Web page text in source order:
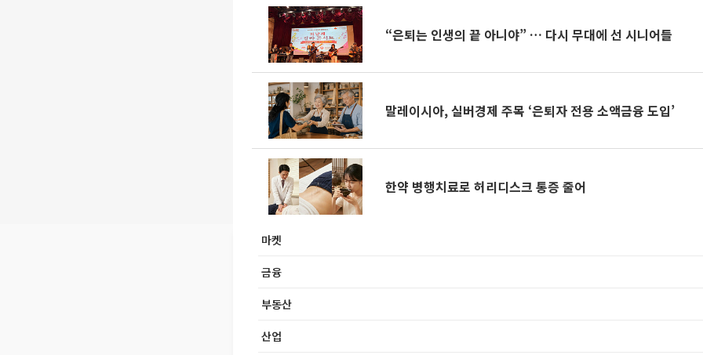
“은퇴는 인생의 끝 아니야” … 다시 무대에 선 시니어들
말레이시아, 실버경제 주목 ‘은퇴자 전용 소액금융 도입’
한약 병행치료로 허리디스크 통증 줄어
마켓
금융
부동산
산업